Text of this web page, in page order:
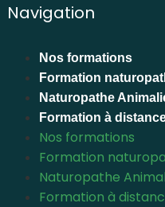
Navigation
Nos formations
Formation
Naturopathe
Formation à
Nos formations
Formation
Naturopathe
Formation à